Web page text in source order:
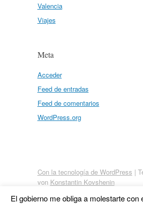
Valencia
Viajes
Meta
Acceder
Feed de entradas
Feed de comentarios
WordPress.org
Con la tecnología de WordPress |
von Konstantin Kovshenin
El gobierno me obliga a molestarte con